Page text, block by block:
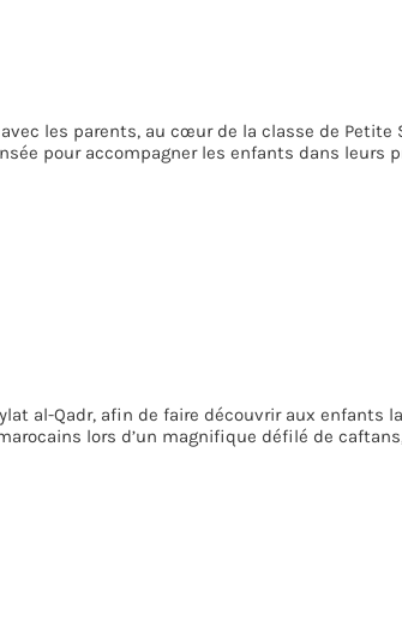
les parents, au cœur de la classe de Petite
pour accompagner les enfants dans leurs
al-Qadr, afin de faire découvrir aux enfants
lors d’un magnifique défilé de